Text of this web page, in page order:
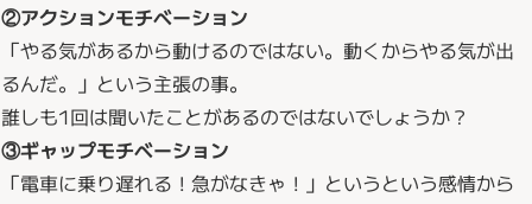
②アクションモチベーション
「やる気があるから動けるのではない。動くからやる気が出
るんだ。」という主張の事。
誰しも1回は聞いたことがあるのではないでしょうか？
③ギャップモチベーション
「電車に乗り遅れる！急がなきゃ！」というという感情から